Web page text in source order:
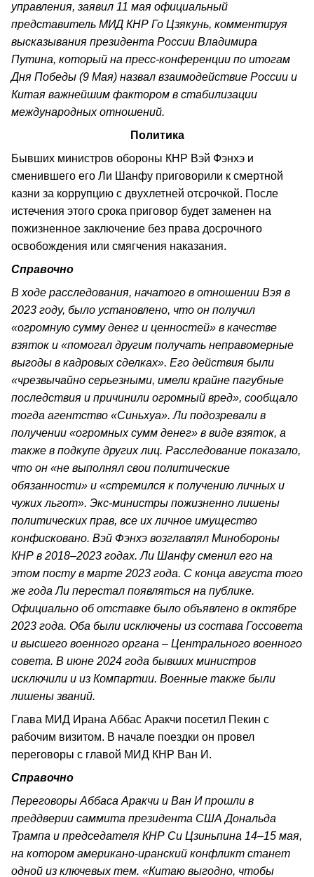
управления, заявил 11 мая официальный
представитель МИД КНР Го Цзякунь, комментируя
высказывания президента России Владимира
Путина, который на пресс-конференции по итогам
Дня Победы (9 Мая) назвал взаимодействие России и
Китая важнейшим фактором в стабилизации
международных отношений.
Политика
Бывших министров обороны КНР Вэй Фэнхэ и
сменившего его Ли Шанфу приговорили к смертной
казни за коррупцию с двухлетней отсрочкой. После
истечения этого срока приговор будет заменен на
пожизненное заключение без права досрочного
освобождения или смягчения наказания.
Справочно
В ходе расследования, начатого в отношении Вэя в
2023 году, было установлено, что он получил
«огромную сумму денег и ценностей» в качестве
взяток и «помогал другим получать неправомерные
выгоды в кадровых сделках». Его действия были
«чрезвычайно серьезными, имели крайне пагубные
последствия и причинили огромный вред», сообщало
тогда агентство «Синьхуа». Ли подозревали в
получении «огромных сумм денег» в виде взяток, а
также в подкупе других лиц. Расследование показало,
что он «не выполнял свои политические
обязанности» и «стремился к получению личных и
чужих льгот». Экс-министры пожизненно лишены
политических прав, все их личное имущество
конфисковано. Вэй Фэнхэ возглавлял Минобороны
КНР в 2018–2023 годах. Ли Шанфу сменил его на
этом посту в марте 2023 года. С конца августа того
же года Ли перестал появляться на публике.
Официально об отставке было объявлено в октябре
2023 года. Оба были исключены из состава Госсовета
и высшего военного органа – Центрального военного
совета. В июне 2024 года бывших министров
исключили и из Компартии. Военные также были
лишены званий.
Глава МИД Ирана Аббас Аракчи посетил Пекин с
рабочим визитом. В начале поездки он провел
переговоры с главой МИД КНР Ван И.
Справочно
Переговоры Аббаса Аракчи и Ван И прошли в
преддверии саммита президента США Дональда
Трампа и председателя КНР Си Цзиньпина 14–15 мая,
на котором американо-иранский конфликт станет
одной из ключевых тем. «Китаю выгодно, чтобы